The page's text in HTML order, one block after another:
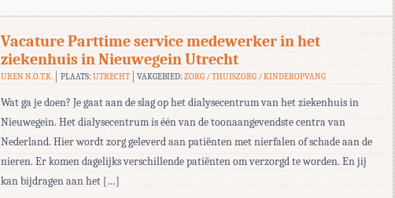
Vacature Parttime service medewerker in het
ziekenhuis in Nieuwegein Utrecht
UREN N.O.T.K. PLAATS: UTRECHT VAKGEBIED:ZORG / THUISZORG / KINDEROPVANG
Wat ga je doen? Je gaat aan de slag op het dialysecentrum van het ziekenhuis in
Nieuwegein. Het dialysecentrum is één van de toonaangevendste centra van
Nederland. Hier wordt zorg geleverd aan patiënten met nierfalen of schade aan de
nieren. Er komen dagelijks verschillende patiënten om verzorgd te worden. En jij
kan bijdragen aan het […]